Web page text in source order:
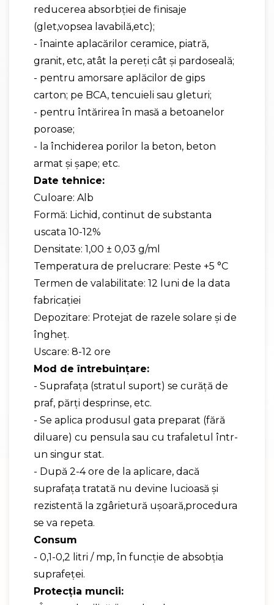
reducerea absorbției de finisaje
(glet,vopsea lavabilă,etc);
- înainte aplacărilor ceramice, piatră,
granit, etc, atât la pereți cât și pardoseală;
- pentru amorsare aplăcilor de gips
carton; pe BCA, tencuieli sau gleturi;
- pentru întărirea în masă a betoanelor
poroase;
- la închiderea porilor la beton, beton
armat și șape; etc.
Date tehnice:
Culoare: Alb
Formă: Lichid, continut de substanta
uscata 10-12%
Densitate: 1,00 ± 0,03 g/ml
Temperatura de prelucrare: Peste +5 °C
Termen de valabilitate: 12 luni de la data
fabricaţiei
Depozitare: Protejat de razele solare şi de
îngheţ.
Uscare: 8-12 ore
Mod de întrebuinţare:
- Suprafața (stratul suport) se curăță de
praf, părți desprinse, etc.
- Se aplica produsul gata preparat (fără
diluare) cu pensula sau cu trafaletul într-
un singur stat.
- După 2-4 ore de la aplicare, dacă
suprafața tratată nu devine lucioasă și
rezistentă la zgârietură ușoară,procedura
se va repeta.
Consum
- 0,1-0,2 litri / mp, în funcție de absobția
suprafeței.
Protecţia muncii: